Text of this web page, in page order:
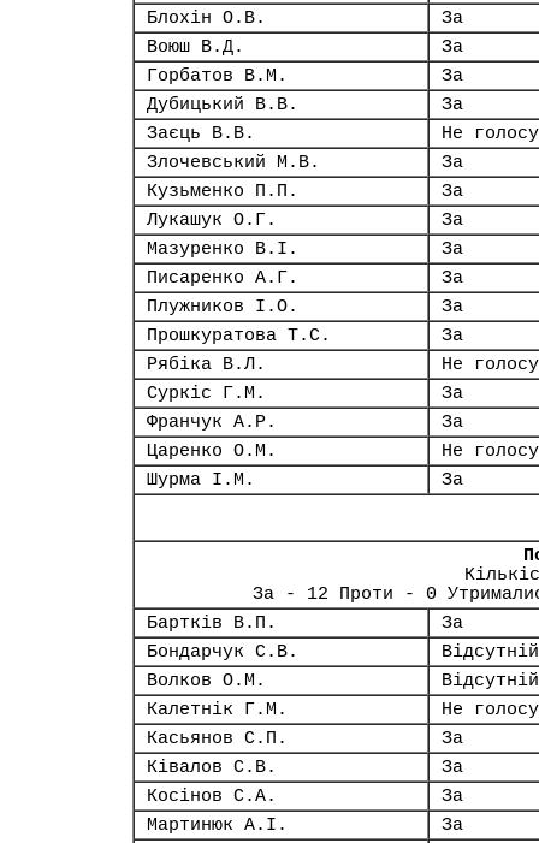
Блохін О.В.
За
Воюш В.Д.
За
Горбатов В.М.
За
Дубицький В.В.
За
Заєць В.В.
Не
Злочевський М.В.
За
Кузьменко П.П.
За
Лукашук О.Г.
За
Мазуренко В.І.
За
Писаренко А.Г.
За
Плужников І.О.
За
Прошкуратова Т.С.
За
Рябіка В.Л.
Не
Суркіс Г.М.
За
Франчук А.Р.
За
Царенко О.М.
Не
Шурма І.М.
За
За - 12 Проти - 0
Бартків В.П.
За
Бондарчук С.В.
Відсутній
Волков О.М.
Відсутній
Калетнік Г.М.
Не
Касьянов С.П.
За
Ківалов С.В.
За
Косінов С.А.
За
Мартинюк А.І.
За